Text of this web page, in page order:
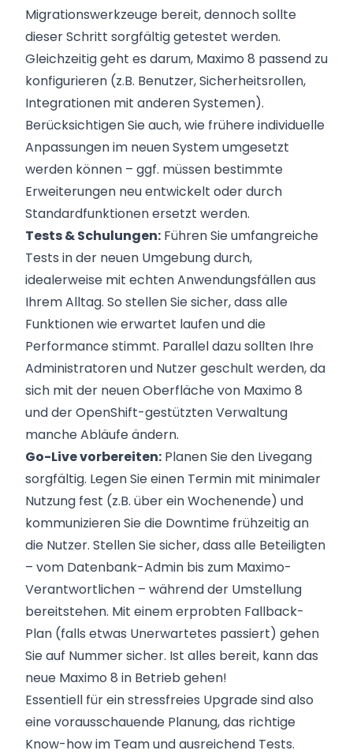
Migrationswerkzeuge bereit, dennoch sollte
dieser Schritt sorgfältig getestet werden.
Gleichzeitig geht es darum, Maximo 8 passend zu
konfigurieren (z.B. Benutzer, Sicherheitsrollen,
Integrationen mit anderen Systemen).
Berücksichtigen Sie auch, wie frühere individuelle
Anpassungen im neuen System umgesetzt
werden können – ggf. müssen bestimmte
Erweiterungen neu entwickelt oder durch
Standardfunktionen ersetzt werden.
Tests & Schulungen: Führen Sie umfangreiche
Tests in der neuen Umgebung durch,
idealerweise mit echten Anwendungsfällen aus
Ihrem Alltag. So stellen Sie sicher, dass alle
Funktionen wie erwartet laufen und die
Performance stimmt. Parallel dazu sollten Ihre
Administratoren und Nutzer geschult werden, da
sich mit der neuen Oberfläche von Maximo 8
und der OpenShift-gestützten Verwaltung
manche Abläufe ändern.
Go-Live vorbereiten: Planen Sie den Livegang
sorgfältig. Legen Sie einen Termin mit minimaler
Nutzung fest (z.B. über ein Wochenende) und
kommunizieren Sie die Downtime frühzeitig an
die Nutzer. Stellen Sie sicher, dass alle Beteiligten
– vom Datenbank-Admin bis zum Maximo-
Verantwortlichen – während der Umstellung
bereitstehen. Mit einem erprobten Fallback-
Plan (falls etwas Unerwartetes passiert) gehen
Sie auf Nummer sicher. Ist alles bereit, kann das
neue Maximo 8 in Betrieb gehen!
Essentiell für ein stressfreies Upgrade sind also
eine vorausschauende Planung, das richtige
Know-how im Team und ausreichend Tests.